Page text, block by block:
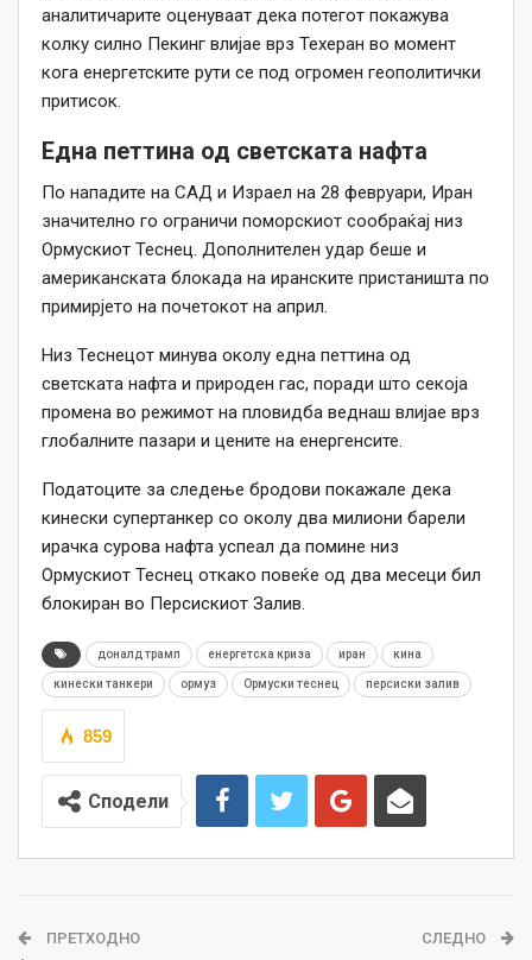
аналитичарите оценуваат дека потегот покажува
колку силно Пекинг влијае врз Техеран во момент
кога енергетските рути се под огромен геополитички
притисок.
Една петтина од светската нафта
По нападите на САД и Израел на 28 февруари, Иран
значително го ограничи поморскиот сообраќај низ
Ормускиот Теснец. Дополнителен удар беше и
американската блокада на иранските пристаништа по
примирјето на почетокот на април.
Низ Теснецот минува околу една петтина од
светската нафта и природен гас, поради што секоја
промена во режимот на пловидба веднаш влијае врз
глобалните пазари и цените на енергенсите.
Податоците за следење бродови покажале дека
кинески супертанкер со околу два милиони барели
ирачка сурова нафта успеал да помине низ
Ормускиот Теснец откако повеќе од два месеци бил
блокиран во Персискиот Залив.
доналд трамп енергетска криза иран кина
кинески танкери ормуз Ормуски теснец персиски залив
859
Сподели
ПРЕТХОДНО СЛЕДНО